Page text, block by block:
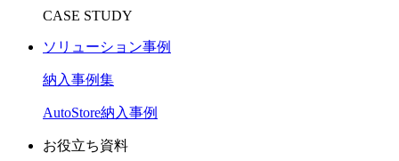
CASE STUDY
ソリューション事例
納入事例集
AutoStore納入事例
お役立ち資料